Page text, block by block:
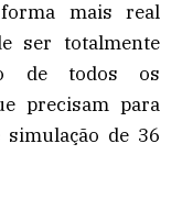
mais real
ser totalmente
de todos os
precisam para
de 36